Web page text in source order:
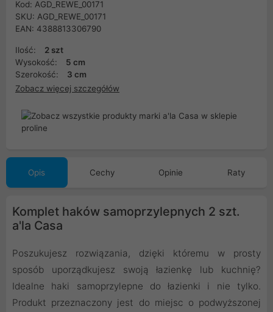
Kod: AGD_REWE_00171
SKU: AGD_REWE_00171
EAN: 4388813306790
Ilość:
2 szt
Wysokość:
5 cm
Szerokość:
3 cm
Zobacz więcej szczegółów
Opis Cechy Opinie Raty
Komplet haków samoprzylepnych 2 szt.
a'la Casa
Poszukujesz rozwiązania, dzięki któremu w prosty
sposób uporządkujesz swoją łazienkę lub kuchnię?
Idealne haki samoprzylepne do łazienki i nie tylko.
Produkt przeznaczony jest do miejsc o podwyższonej